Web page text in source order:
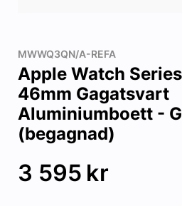
MWWQ3QN/A-REFA
Apple Watch
46mm Gagatsvart
Aluminiumboett -
(begagnad)
3 595 kr